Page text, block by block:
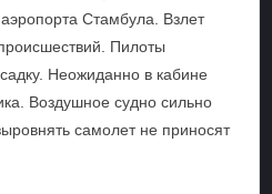
Стамбула. Взлет
Пилоты
Неожиданно в кабине
Воздушное судно сильно
самолет не приносят